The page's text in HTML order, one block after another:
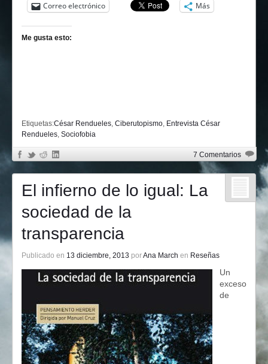
Correo electrónico Más
Me gusta esto:
Etiquetas:César Rendueles, Ciberutopismo, Entrevista César
Rendueles, Sociofobia
7 Comentarios
El infierno de lo igual: La
sociedad de la
transparencia
Publicado en 13 diciembre, 2013 porAna March en Reseñas
Un
exceso
de